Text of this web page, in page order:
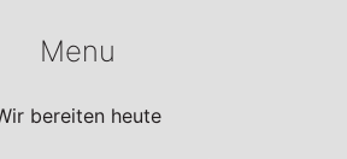
Menu
bereiten heute